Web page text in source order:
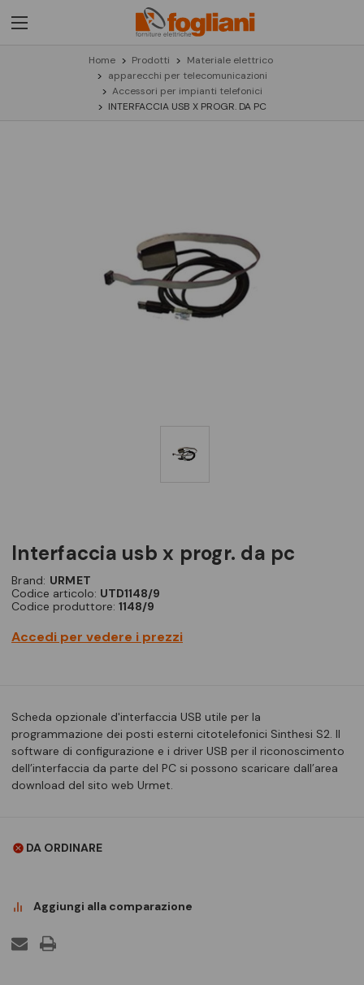
Home Prodotti
Materiale elettrico
apparecchi per telecomunicazioni
Accessori per impianti telefonici
INTERFACCIA USB X PROGR. DA PC
interfaccia usb x progr. da pc
Brand: URMET
Codice articolo: UTD1148/9
Codice produttore: 1148/9
Accedi per vedere i prezzi
Scheda opzionale d'interfaccia USB utile per la
programmazione dei posti esterni citotelefonici Sinthesi S2. Il
software di configurazione e i driver USB per il riconoscimento
dell’interfaccia da parte del PC si possono scaricare dall’area
download del sito web Urmet.
DA ORDINARE
Aggiungi alla comparazione